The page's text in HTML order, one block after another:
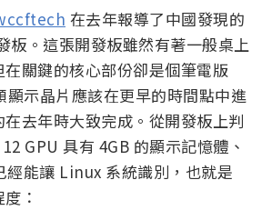
在去年報導了中國發現的
板。這張開發板雖然有著一般桌上
關鍵的核心部份卻是個筆電版
顯示晶片應該在更早的時間點中進
去年時大致完成。從開發板上判
GPU 具有 4GB 的顯示記憶體、
經能讓 Linux 系統識別，也就是
：